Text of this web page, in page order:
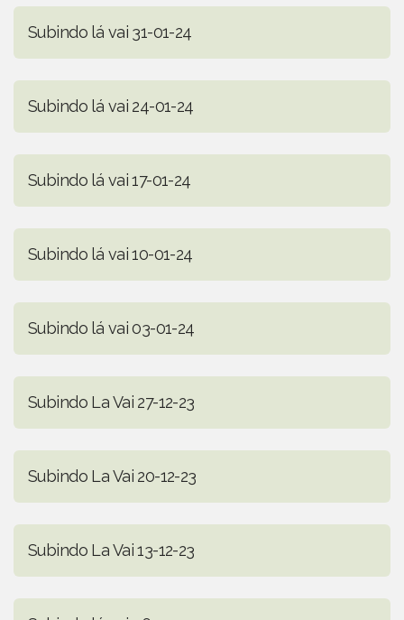
Subindo lá vai 31-01-24
Subindo lá vai 24-01-24
Subindo lá vai 17-01-24
Subindo lá vai 10-01-24
Subindo lá vai 03-01-24
Subindo La Vai 27-12-23
Subindo La Vai 20-12-23
Subindo La Vai 13-12-23